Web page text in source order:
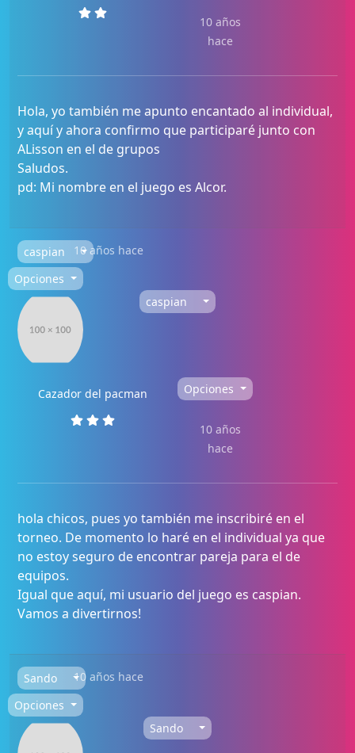
10 años
hace
Hola, yo también me apunto encantado al individual,
y aquí y ahora confirmo que participaré junto con
ALisson en el de grupos
Saludos.
pd: Mi nombre en el juego es Alcor.
caspian
10 años hace
Opciones
caspian
Cazador del pacman Opciones
10 años
hace
hola chicos, pues yo también me inscribiré en el
torneo. De momento lo haré en el individual ya que
no estoy seguro de encontrar pareja para el de
equipos.
Igual que aquí, mi usuario del juego es caspian.
Vamos a divertirnos!
Sando
10 años hace
Opciones
Sando